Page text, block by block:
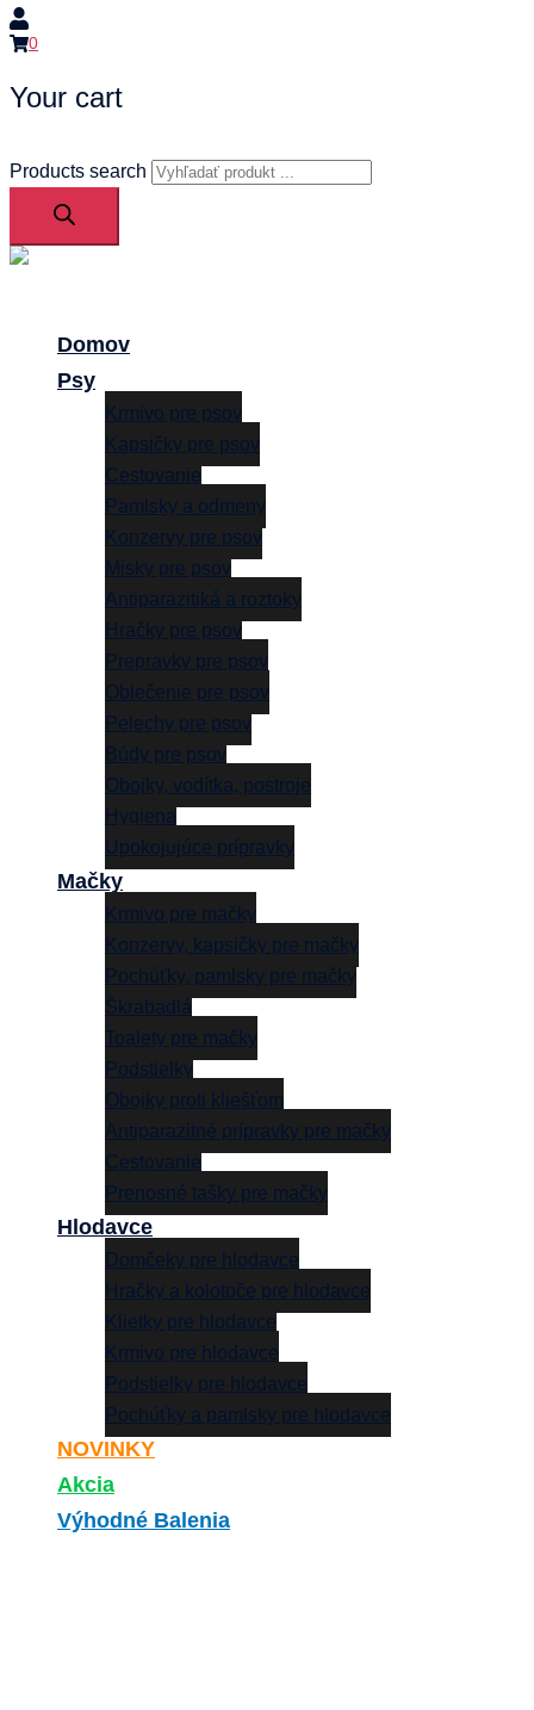
0
Your cart
Products search
Domov
Psy
Krmivo pre psov
Kapsičky pre psov
Cestovanie
Pamlsky a odmeny
Konzervy pre psov
Misky pre psov
Antiparazitiká a roztoky
Hračky pre psov
Prepravky pre psov
Oblečenie pre psov
Pelechy pre psov
Búdy pre psov
Obojky, vodítka, postroje
Hygiena
Upokojujúce prípravky
Mačky
Krmivo pre mačky
Konzervy, kapsičky pre mačky
Pochúťky, pamlsky pre mačky
Škrabadlá
Toalety pre mačky
Podstielky
Obojky proti kliešťom
Antiparazitné prípravky pre mačky
Cestovanie
Prenosné tašky pre mačky
Hlodavce
Domčeky pre hlodavce
Hračky a kolotoče pre hlodavce
Klietky pre hlodavce
Krmivo pre hlodavce
Podstielky pre hlodavce
Pochúťky a pamlsky pre hlodavce
NOVINKY
Akcia
Výhodné Balenia